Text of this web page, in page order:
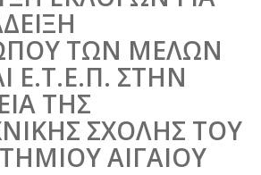
ΤΩΝ ΜΕΛΩΝ
Ε.Τ.Ε.Π. ΣΤΗΝ
ΤΗΣ
ΣΧΟΛΗΣ ΤΟΥ
ΑΙΓΑΙΟΥ